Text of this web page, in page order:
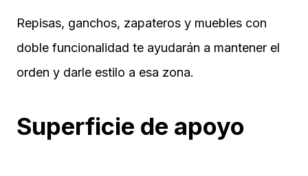
Repisas, ganchos, zapateros y muebles con
doble funcionalidad te ayudarán a mantener el
orden y darle estilo a esa zona.
Superficie de apoyo